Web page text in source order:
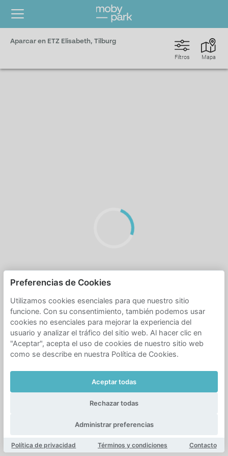
Aparcar en ETZ Elisabeth, Tilburg
Mapa
Filtros
Preferencias de Cookies
Utilizamos cookies esenciales para que nuestro sitio
funcione. Con su consentimiento, también podemos usar
cookies no esenciales para mejorar la experiencia del
usuario y analizar el tráfico del sitio web. Al hacer clic en
"Aceptar", acepta el uso de cookies de nuestro sitio web
como se describe en nuestra Política de Cookies.
Aceptar todas
Rechazar todas
Administrar preferencias
Política de privacidad Términos y condiciones Contacto